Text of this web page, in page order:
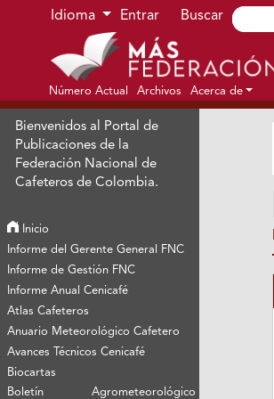
Ir al menú de navegación principal
Ir al contenido principal
Ir al pie de página del sitio
Idioma Entrar Buscar
Número Actual Archivos Acerca de
Bienvenidos al Portal de
Publicaciones de la
Federación Nacional de
Cafeteros de Colombia.
Inicio
Informe del Gerente General FNC
Informe de Gestión FNC
Informe Anual Cenicafé
Atlas Cafeteros
Anuario Meteorológico Cafetero
Avances Técnicos Cenicafé
Biocartas
Boletín Agrometeorológico